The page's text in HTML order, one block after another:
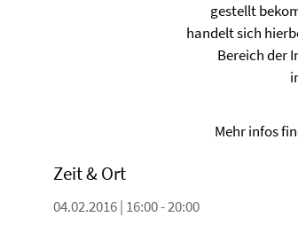
gestellt
handelt sich
Bereich der
Mehr infos
Zeit & Ort
04.02.2016 | 16:00 - 20:00